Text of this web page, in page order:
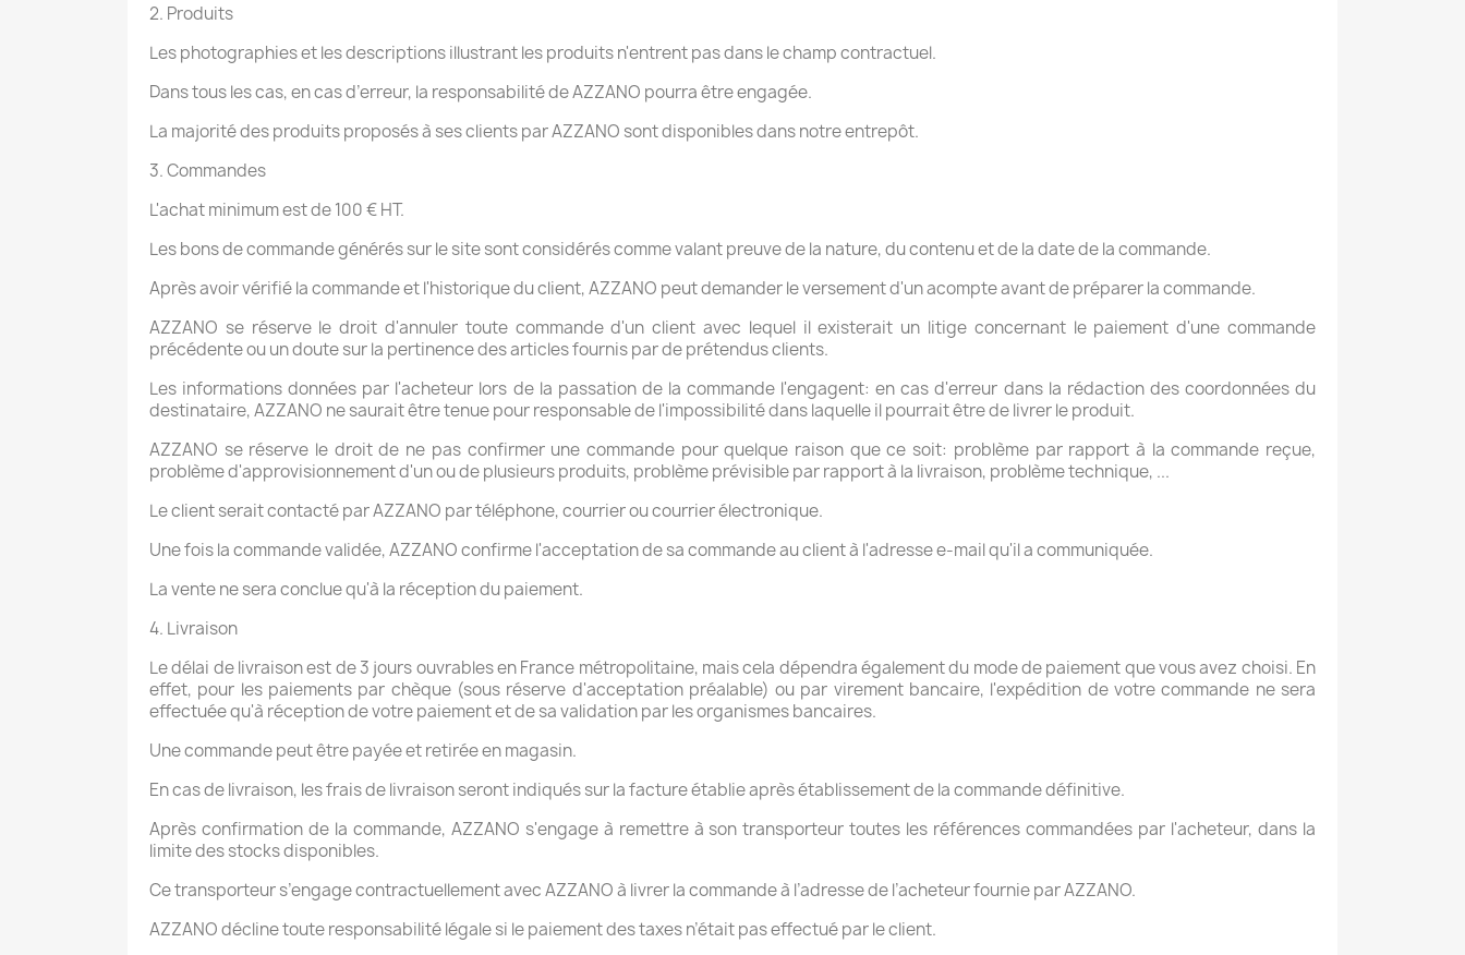
2. Produits
Les photographies et les descriptions illustrant les produits n'entrent pas dans le champ contractuel.
Dans tous les cas, en cas d’erreur, la responsabilité de AZZANO pourra être engagée.
La majorité des produits proposés à ses clients par AZZANO sont disponibles dans notre entrepôt.
3. Commandes
L'achat minimum est de 100 € HT.
Les bons de commande générés sur le site sont considérés comme valant preuve de la nature, du contenu et de la date de la commande.
Après avoir vérifié la commande et l'historique du client, AZZANO peut demander le versement d'un acompte avant de préparer la commande.
AZZANO se réserve le droit d'annuler toute commande d'un client avec lequel il existerait un litige concernant le paiement d'une commande
précédente ou un doute sur la pertinence des articles fournis par de prétendus clients.
Les informations données par l'acheteur lors de la passation de la commande l'engagent: en cas d'erreur dans la rédaction des coordonnées du
destinataire, AZZANO ne saurait être tenue pour responsable de l'impossibilité dans laquelle il pourrait être de livrer le produit.
AZZANO se réserve le droit de ne pas confirmer une commande pour quelque raison que ce soit: problème par rapport à la commande reçue,
problème d'approvisionnement d'un ou de plusieurs produits, problème prévisible par rapport à la livraison, problème technique, ...
Le client serait contacté par AZZANO par téléphone, courrier ou courrier électronique.
Une fois la commande validée, AZZANO confirme l'acceptation de sa commande au client à l'adresse e-mail qu'il a communiquée.
La vente ne sera conclue qu'à la réception du paiement.
4. Livraison
Le délai de livraison est de 3 jours ouvrables en France métropolitaine, mais cela dépendra également du mode de paiement que vous avez choisi. En
effet, pour les paiements par chèque (sous réserve d'acceptation préalable) ou par virement bancaire, l'expédition de votre commande ne sera
effectuée qu'à réception de votre paiement et de sa validation par les organismes bancaires.
Une commande peut être payée et retirée en magasin.
En cas de livraison, les frais de livraison seront indiqués sur la facture établie après établissement de la commande définitive.
Après confirmation de la commande, AZZANO s'engage à remettre à son transporteur toutes les références commandées par l'acheteur, dans la
limite des stocks disponibles.
Ce transporteur s’engage contractuellement avec AZZANO à livrer la commande à l’adresse de l’acheteur fournie par AZZANO.
AZZANO décline toute responsabilité légale si le paiement des taxes n’était pas effectué par le client.